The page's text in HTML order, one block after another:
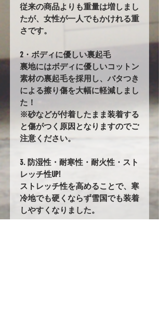
従来の商品よりも重量は増しまし
たが、女性が一人でもかけれる重
さです。
2・ボディに優しい裏起毛
裏地にはボディに優しいコットン
素材の裏起毛を採用し、バタつき
による擦り傷を大幅に軽減しまし
た！
※砂などが付着したまま装着する
と傷がつく原因となりますのでご
注意ください。
3. 防湿性・耐寒性・耐火性・スト
レッチ性UP!
ストレッチ性を高めることで、寒
冷地でも硬くならず雪国でも装着
しやすくなりました。